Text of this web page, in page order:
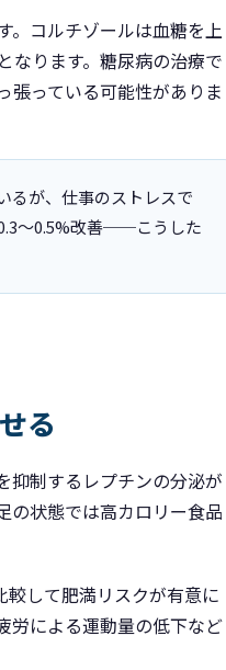
。コルチゾールは血糖を上
なります。糖尿病の治療で
張っている可能性がありま
るが、仕事のストレスで
〜0.5%改善──こうした
る
抑制するレプチンの分泌が
の状態では高カロリー食品
して肥満リスクが有意に
労による運動量の低下など